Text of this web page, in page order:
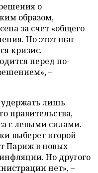
о
образом,
за счет «общего
Но этот шаг
кризис.
перед по-
–
удержать лишь
правительства,
с левыми силами.
выберет второй
Париж в новых
Но другого
нет», –